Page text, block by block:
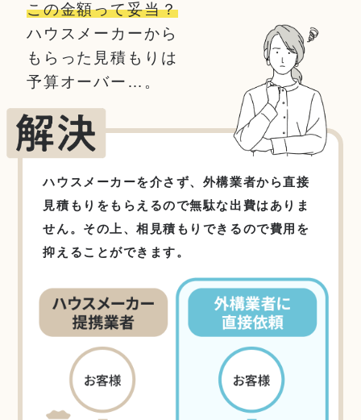
この金額って妥当？
ハウスメーカーから
もらった見積もりは
予算オーバー…。
ハウスメーカーを介さず、外構業者から直接
見積もりをもらえるので無駄な出費はありま
せん。その上、相見積もりできるので費用を
抑えることができます。